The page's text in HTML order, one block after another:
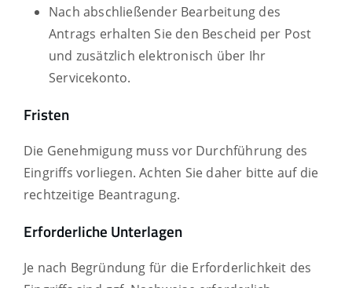
Nach abschließender Bearbeitung des
Antrags erhalten Sie den Bescheid per Post
und zusätzlich elektronisch über Ihr
Servicekonto.
Fristen
Die Genehmigung muss vor Durchführung des
Eingriffs vorliegen. Achten Sie daher bitte auf die
rechtzeitige Beantragung.
Erforderliche Unterlagen
Je nach Begründung für die Erforderlichkeit des